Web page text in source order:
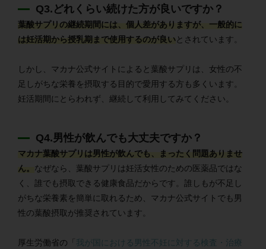
Q3.どれくらい続けた方が良いですか？
葉酸サプリの継続期間には、個人差がありますが、一般的に
は妊活期から授乳期まで使用するのが良いとされています。
しかし、マカナ公式サイトによると葉酸サプリは、女性の不
足しがちな栄養を摂取する目的で愛用する方も多くいます。
妊活期間にとらわれず、継続して利用してみてください。
Q4.男性が飲んでも大丈夫ですか？
マカナ葉酸サプリは男性が飲んでも、まったく問題ありませ
ん。 なぜなら、葉酸サプリは妊活女性のための医薬品ではな
く、誰でも摂取できる健康食品だからです。誰しもが不足し
がちな栄養素を簡単に取れるため、マカナ公式サイトでも男
性の葉酸摂取が推奨されています。
厚生労働省の「 我が国における男性不妊に対する検査・治療